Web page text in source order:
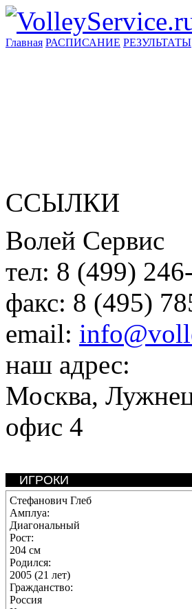
Главная РАСПИСАНИЕ РЕЗУЛЬТАТЫ
ССЫЛКИ
Волей Сервис
тел: 8 (499)
факс: 8 (495)
email:
наш адрес:
Москва,
офис 4
ИГРОКИ
Стефанович Глеб
Амплуа:
Диагональный
Рост:
204 см
Родился:
2005 (21 лет)
Гражданство:
Россия